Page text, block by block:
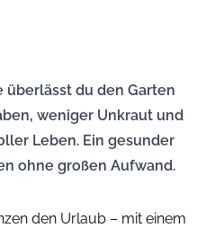
du den Garten
weniger Unkraut und
Leben. Ein gesunder
ohne großen Aufwand.
den Urlaub – mit einem